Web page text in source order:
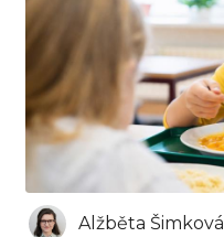
Alžběta Šimková